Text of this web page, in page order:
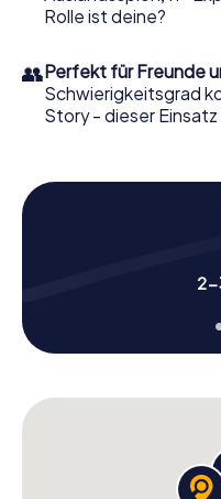
Rolle ist deine?
👥Perfekt für Freunde
Schwierigkeitsgrad
Story - dieser
2-